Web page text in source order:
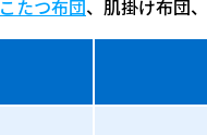
こたつ布団、肌掛け布団、